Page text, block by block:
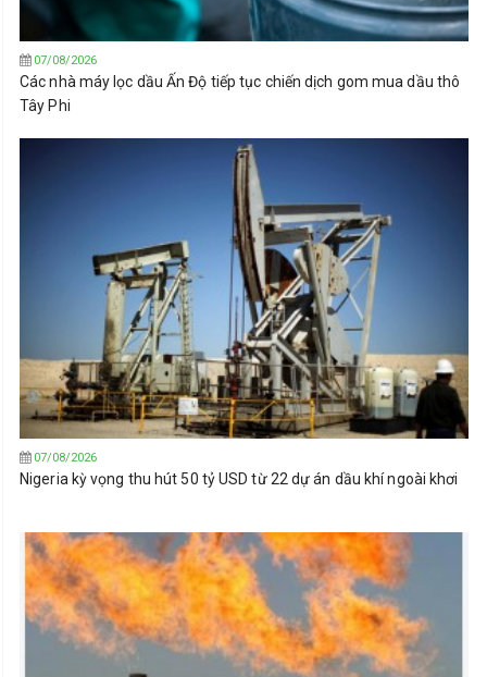
07/08/2026
Các nhà máy lọc dầu Ấn Độ tiếp tục chiến dịch gom mua dầu thô
Tây Phi
07/08/2026
Nigeria kỳ vọng thu hút 50 tỷ USD từ 22 dự án dầu khí ngoài khơi